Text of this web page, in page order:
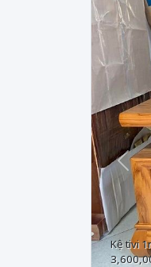
Kệ tivi